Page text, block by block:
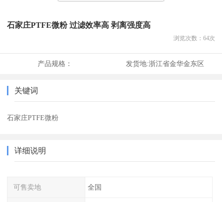
石家庄PTFE微粉 过滤效率高 剥离强度高
浏览次数： 64次
产品规格： 发货地:浙江省金华金东区
关键词
石家庄PTFE微粉
详细说明
可售卖地 全国